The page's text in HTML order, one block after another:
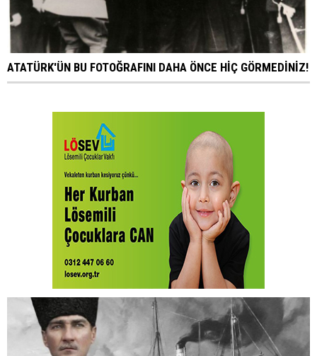
ATATÜRK'ÜN BU FOTOĞRAFINI DAHA ÖNCE HİÇ GÖRMEDİNİZ!